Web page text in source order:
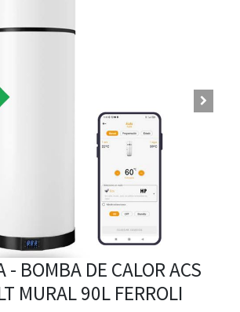
- BOMBA DE CALOR ACS
MURAL 90L FERROLI